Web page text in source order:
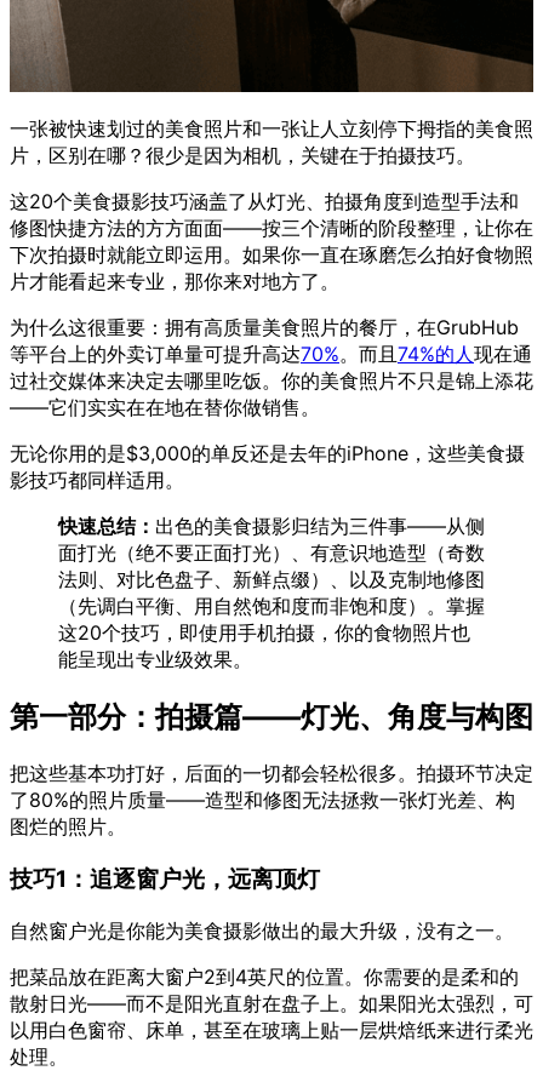
一张被快速划过的美食照片和一张让人立刻停下拇指的美食照
片，区别在哪？很少是因为相机，关键在于拍摄技巧。
这20个美食摄影技巧涵盖了从灯光、拍摄角度到造型手法和
修图快捷方法的方方面面——按三个清晰的阶段整理，让你在
下次拍摄时就能立即运用。如果你一直在琢磨怎么拍好食物照
片才能看起来专业，那你来对地方了。
为什么这很重要：拥有高质量美食照片的餐厅，在GrubHub
等平台上的外卖订单量可提升高达70%。而且 74%的人现在通
过社交媒体来决定去哪里吃饭。你的美食照片不只是锦上添花
——它们实实在在地在替你做销售。
无论你用的是$3,000的单反还是去年的iPhone，这些美食摄
影技巧都同样适用。
快速总结： 出色的美食摄影归结为三件事——从侧
面打光（绝不要正面打光）、有意识地造型（奇数
法则、对比色盘子、新鲜点缀）、以及克制地修图
（先调白平衡、用自然饱和度而非饱和度）。掌握
这20个技巧，即使用手机拍摄，你的食物照片也
能呈现出专业级效果。
第一部分：拍摄篇——灯光、角度与构图
把这些基本功打好，后面的一切都会轻松很多。拍摄环节决定
了80%的照片质量——造型和修图无法拯救一张灯光差、构
图烂的照片。
技巧1：追逐窗户光，远离顶灯
自然窗户光是你能为美食摄影做出的最大升级，没有之一。
把菜品放在距离大窗户2到4英尺的位置。你需要的是柔和的
散射日光——而不是阳光直射在盘子上。如果阳光太强烈，可
以用白色窗帘、床单，甚至在玻璃上贴一层烘焙纸来进行柔光
处理。